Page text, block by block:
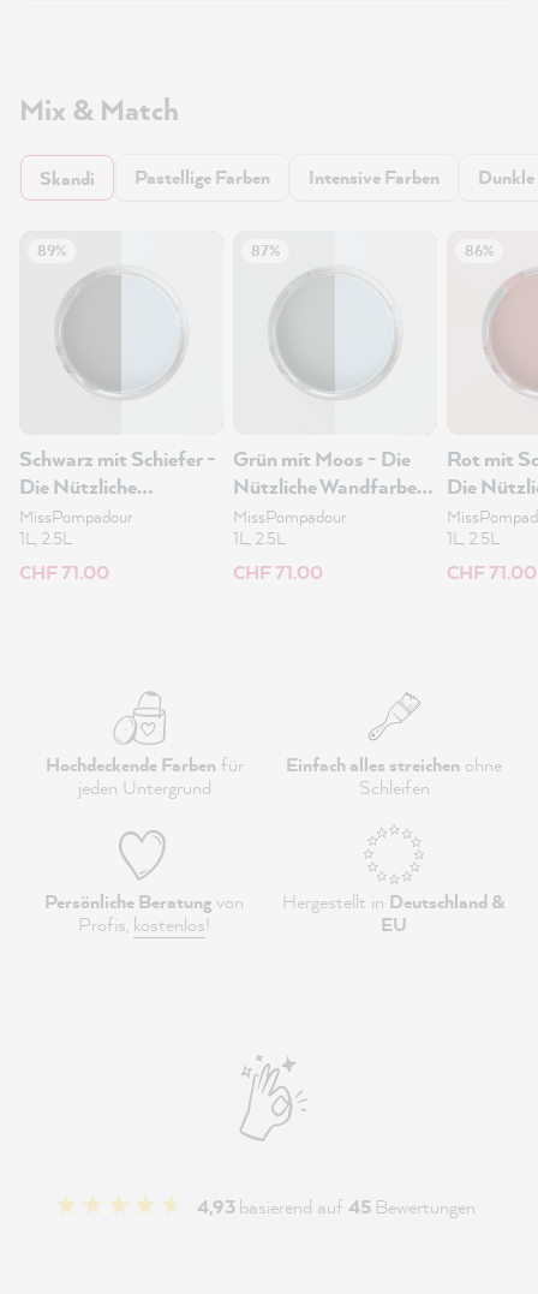
Mix & Match
Skandi Pastellige Farben Intensive Farben
89%
Schwarz mit Schiefer -
Die Nützliche
Wandfarbe 2.5L
MissPompadour
1L, 2.5L
CHF 71.00
87%
Grün mit Moos - Die
Nützliche Wandfarbe
2.5L
MissPompadour
1L, 2.5L
CHF 71.00
86%
Rot mit
Die
1L, 2.5L
CHF 71.00
Hochdeckende Farbenfür
jeden Untergrund
Einfach alles streichen ohne
Schleifen
Persönliche Beratungvon
Profis, kostenlos!
Hergestellt in Deutschland &
EU
4,93basierend auf 45 Bewertungen